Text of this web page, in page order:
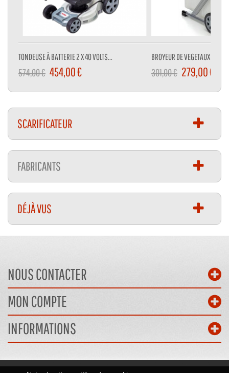
TONDEUSE À BATTERIE 2 X 40 VOLTS...
574,00 € 454,00 €
BROYEUR DE VEGETAUX 3000
301,00 € 279,00 €
SCARIFICATEUR
FABRICANTS
DÉJÀ VUS
NOUS CONTACTER
MON COMPTE
INFORMATIONS